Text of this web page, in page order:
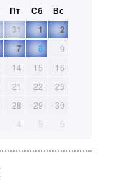
Пт Сб
Вс
31 1
2
7 8
9
14 15
16
21 22
23
28 29
30
4 5 6